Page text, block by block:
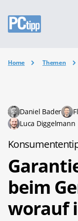
Home Themen
Daniel Bader
Luca Diggelmann
beim
worauf